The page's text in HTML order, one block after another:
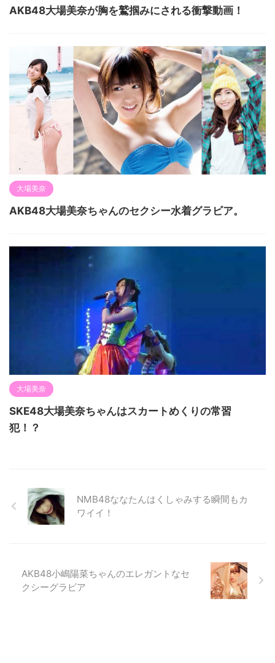
AKB48大場美奈が胸を鷲掴みにされる衝撃動画！
大場美奈
AKB48大場美奈ちゃんのセクシー水着グラビア。
大場美奈
SKE48大場美奈ちゃんはスカートめくりの常習
犯！？
NMB48ななたんはくしゃみする瞬間もカ
ワイイ！
AKB48小嶋陽菜ちゃんのエレガントなセ
クシーグラビア